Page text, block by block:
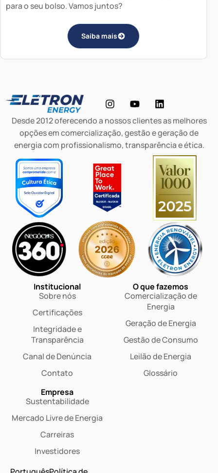
para o seu bolso. Vamos juntos?
Saiba mais
Desde 2012 oferecendo a nossos clientes as melhores
opções em comercialização, gestão e geração de
energia com profissionalismo, transparência e ética.
Institucional
Sobre nós
Certificações
Integridade e
Transparência
Canal de Denúncia
Contato
O que fazemos
Comercialização de
Energia
Geração de Energia
Gestão de Consumo
Leilão de Energia
Glossário
Empresa
Sustentabilidade
Mercado Livre de Energia
Carreiras
Investidores